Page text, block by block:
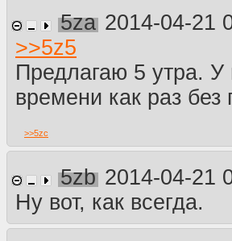
5za 2014-04-21
>>5z5
Предлагаю 5 утра.
времени как раз без
>>5zc
5zb 2014-04-21
Ну вот, как всегда.